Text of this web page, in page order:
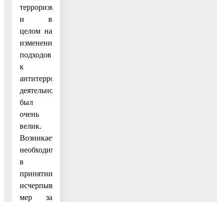
терроризмом
и в
целом на
изменение
подходов
к
антитеррористической
деятельности
был
очень
велик.
Возникает
необходимость
в
принятии
исчерпывающих
мер за